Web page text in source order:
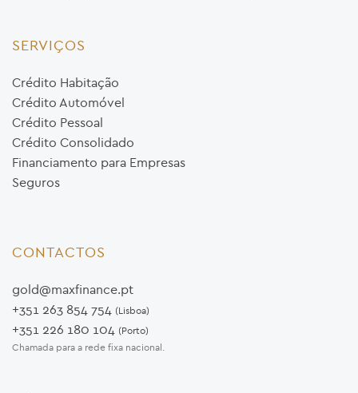
SERVIÇOS
Crédito Habitação
Crédito Automóvel
Crédito Pessoal
Crédito Consolidado
Financiamento para Empresas
Seguros
CONTACTOS
gold@maxfinance.pt
+351 263 854 754 (Lisboa)
+351 226 180 104 (Porto)
Chamada para a rede fixa nacional.